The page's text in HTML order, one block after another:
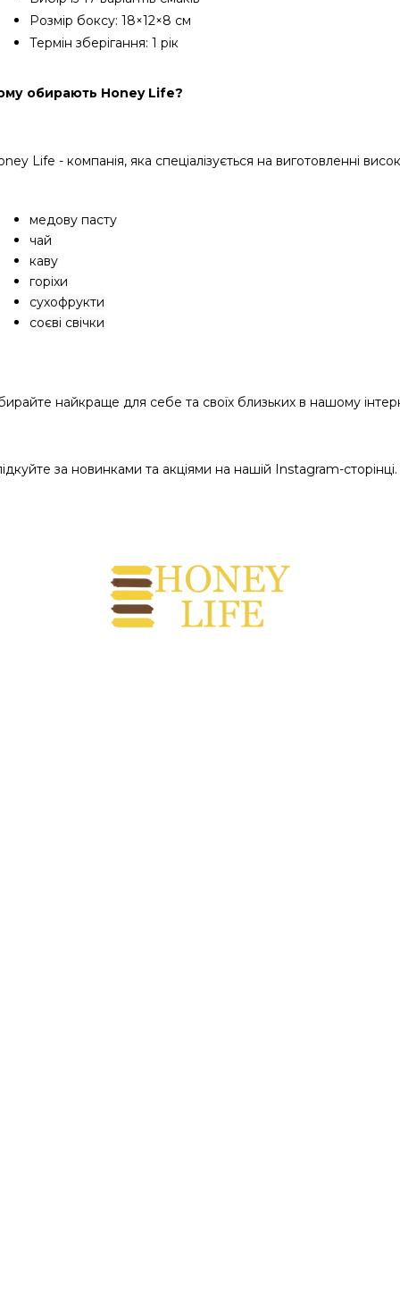
Розмір боксу: 18×12×8 см
Термін зберігання: 1 рік
обирають Honey Life?
Life - компанія, яка спеціалізується на виготовленні
медову пасту
чай
каву
горіхи
сухофрукти
соєві свічки
найкраще для себе та своїх близьких в нашому
за новинками та акціями на нашій Instagram-сторінці.